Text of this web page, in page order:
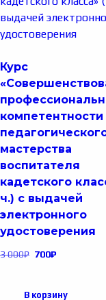
Курс
компетентности
мастерства
воспитателя
кадетского
ч.) с выдачей
электронного
удостоверения
3 000₽ 700₽
В корзину